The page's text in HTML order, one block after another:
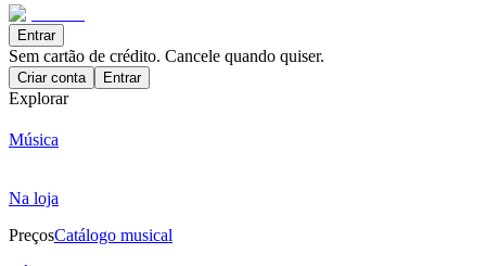
Entrar
Sem cartão de crédito. Cancele quando quiser.
Criar conta Entrar
Explorar
Música
Na loja
PreçosCatálogo musical